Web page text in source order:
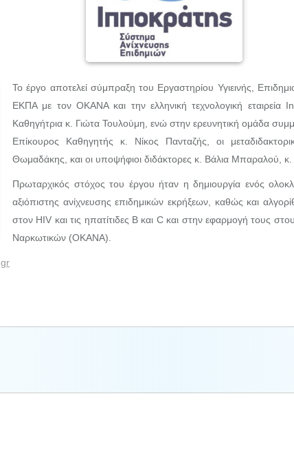
Το έργο αποτελεί σύμπραξη του Εργαστηρίου Υγιεινής,
ΕΚΠΑ με τον ΟΚΑΝΑ και την ελληνική τεχνολογική
Καθηγήτρια κ. Γιώτα Τουλούμη, ενώ στην ερευνητική ομάδα
Επίκουρος Καθηγητής κ. Νίκος Πανταζής, οι
Θωμαδάκης, και οι υποψήφιοι διδάκτορες κ. Βάλια Μπαραλού,
Πρωταρχικός στόχος του έργου ήταν η δημιουργία ενός
αξιόπιστης ανίχνευσης επιδημικών εκρήξεων, καθώς και
στον HIV και τις ηπατίτιδες Β και C και στην εφαρμογή τους
Ναρκωτικών (ΟΚΑΝΑ).